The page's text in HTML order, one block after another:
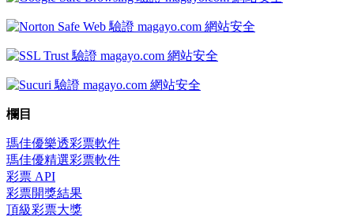
欄目
瑪佳優樂透彩票軟件
瑪佳優精選彩票軟件
彩票 API
彩票開獎結果
頂級彩票大獎